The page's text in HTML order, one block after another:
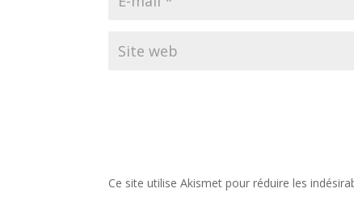
Ce site utilise Akismet pour réduire les